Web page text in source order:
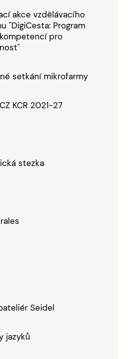
akce vzdělávacího
"DigiCesta: Program
pro
setkání mikrofarmy
KCR 2021-27
stezka
Seidel
jazyků